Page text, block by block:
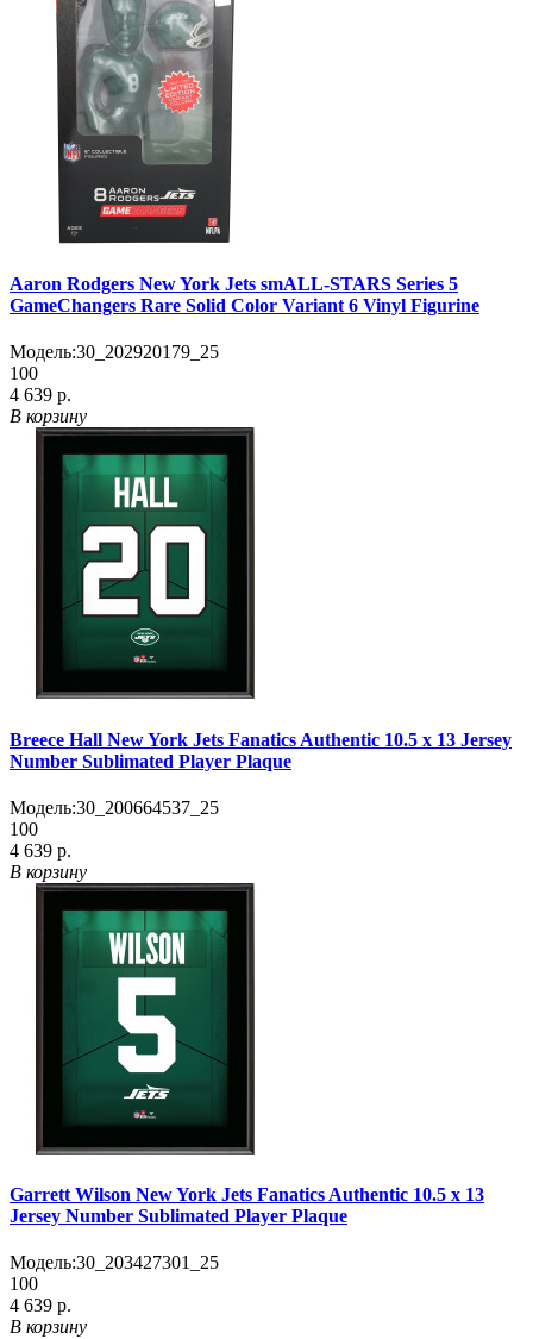
Aaron Rodgers New York Jets smALL-STARS Series 5
GameChangers Rare Solid Color Variant 6 Vinyl Figurine
Модель:30_202920179_25
100
4 639 р.
В корзину
Breece Hall New York Jets Fanatics Authentic 10.5 x 13 Jersey
Number Sublimated Player Plaque
Модель:30_200664537_25
100
4 639 р.
В корзину
Garrett Wilson New York Jets Fanatics Authentic 10.5 x 13
Jersey Number Sublimated Player Plaque
Модель:30_203427301_25
100
4 639 р.
В корзину